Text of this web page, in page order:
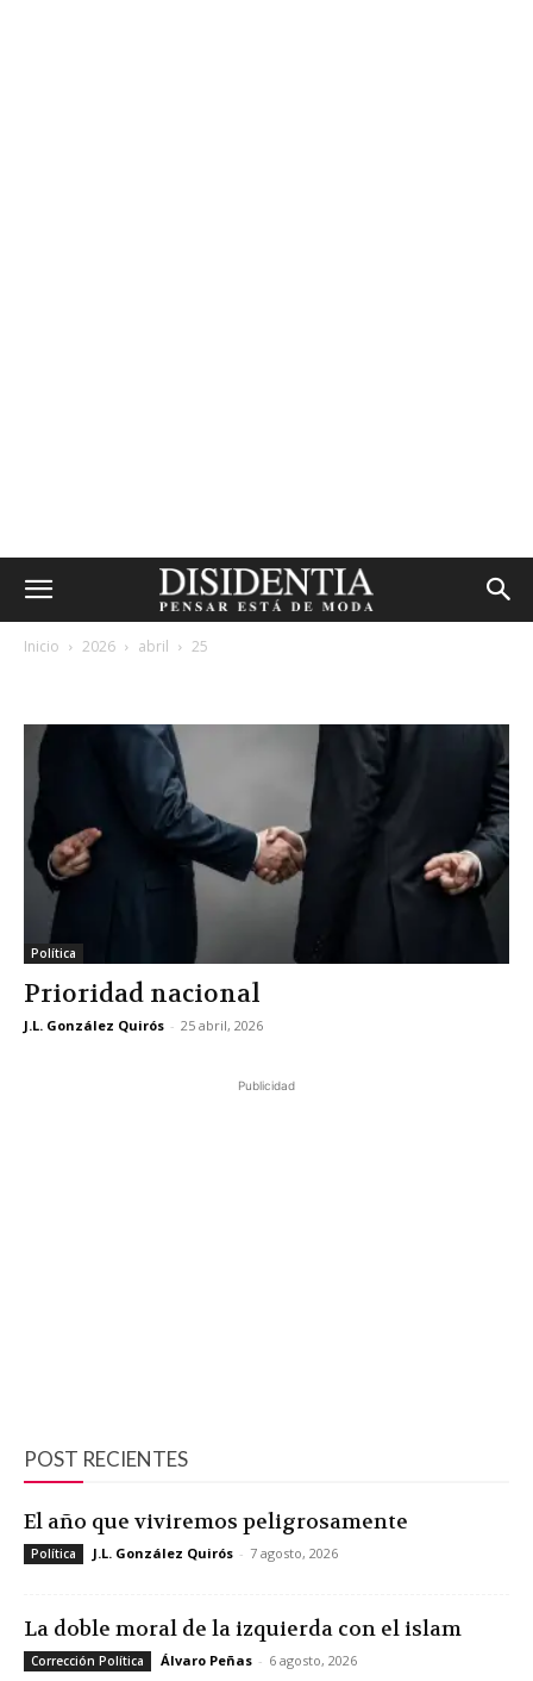
Inicio 2026 abril 25
Política
Prioridad nacional
J.L. González Quirós - 25 abril, 2026
Publicidad
POST RECIENTES
El año que viviremos peligrosamente
Política J.L. González Quirós - 7 agosto, 2026
La doble moral de la izquierda con el islam
Corrección Política Álvaro Peñas - 6 agosto, 2026